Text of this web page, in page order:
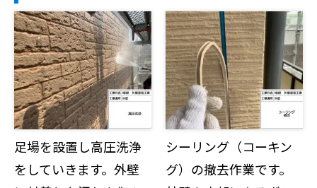
足場を設置し高圧洗浄
をしていきます。外壁
シーリング（コーキン
グ）の撤去作業です。